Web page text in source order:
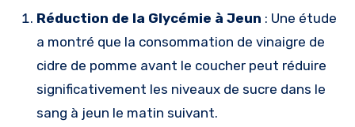
Réduction de la Glycémie à Jeun : Une étude
a montré que la consommation de vinaigre de
cidre de pomme avant le coucher peut réduire
significativement les niveaux de sucre dans le
sang à jeun le matin suivant.